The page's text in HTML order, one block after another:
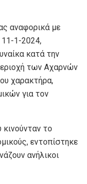
αναφορικά με
1-2024,
κατά την
των Αχαρνών
χαρακτήρα,
για τον
το
εντοπίστηκε
ανήλικοι